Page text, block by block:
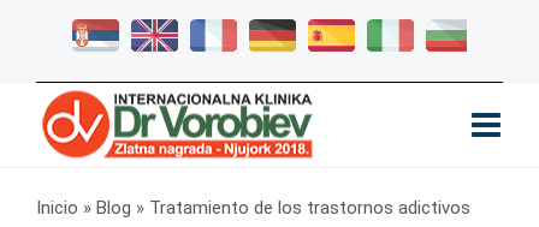
Inicio » Blog » Tratamiento de los trastornos adictivos